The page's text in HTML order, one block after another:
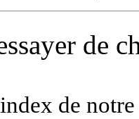
de
de